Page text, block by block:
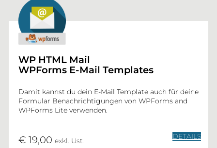
WP HTML Mail
WPForms E-Mail Templates
Damit kannst du dein E-Mail Template auch für deine
Formular Benachrichtigungen von WPForms and
WPForms Lite verwenden.
€ 19,00 exkl. Ust. DETAILS